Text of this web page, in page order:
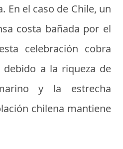
En el caso de Chile, un
costa bañada por el
celebración cobra
debido a la riqueza de
y la estrecha
chilena mantiene